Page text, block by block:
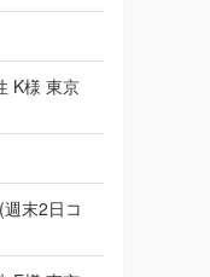
K様 東京
末2日コ